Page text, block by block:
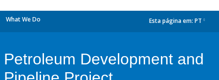
What We Do Esta página em: PT
Petroleum Development and